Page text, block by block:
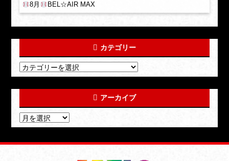
8月 BEL☆AIR MAX
カテゴリー
アーカイブ